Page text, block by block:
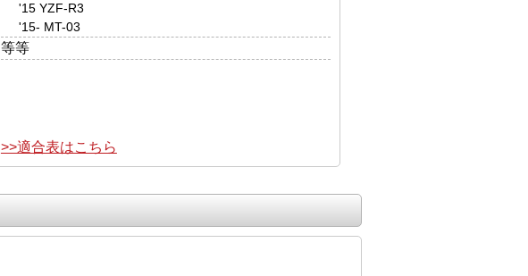
'15 YZF-R3
'15- MT-03
等等
>>適合表はこちら